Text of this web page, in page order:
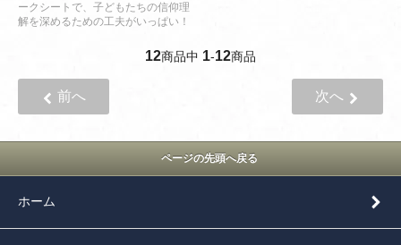
ークシートで、子どもたちの信仰理
解を深めるための工夫がいっぱい！
12商品中 1-12商品
前へ 次へ
ページの先頭へ戻る
ホーム